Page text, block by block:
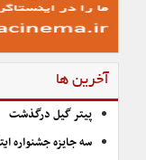
آخرین ها
پیتر گیل درگذشت
سه جایزه جشنواره